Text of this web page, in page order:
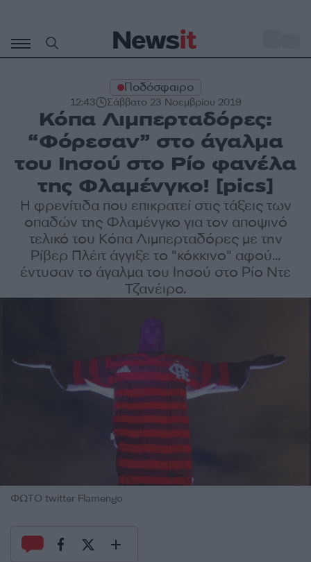
περιεχόμενο
Ποδόσφαιρο
12:43 Σάββατο 23 Νοεμβρίου 2019
Κόπα Λιμπερταδόρες:
“Φόρεσαν” στο άγαλμα
του Ιησού στο Ρίο φανέλα
της Φλαμένγκο! [pics]
Η φρενίτιδα που επικρατεί στις τάξεις των
οπαδών της Φλαμένγκο για τον αποψινό
τελικό του Κόπα Λιμπερταδόρες με την
Ρίβερ Πλέιτ άγγιξε το "κόκκινο" αφού...
έντυσαν το άγαλμα του Ιησού στο Ρίο Ντε
Τζανέιρο.
ΦΩΤΟ twitter Flamengo